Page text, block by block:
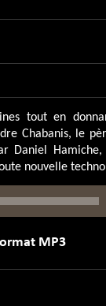
tout en
Chabanis, le
Daniel
nouvelle